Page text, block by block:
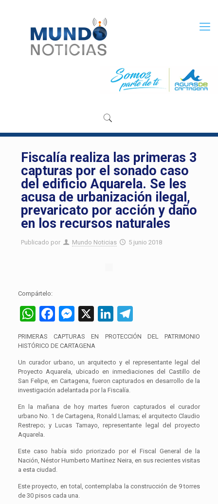
Fiscalía realiza las primeras 3
capturas por el sonado caso
del edificio Aquarela. Se les
acusa de urbanización ilegal,
prevaricato por acción y daño
en los recursos naturales
Publicado por Mundo Noticias 5 junio 2018
Compártelo:
WhatsApp
Facebook
Messenger
X LinkedIn
PRIMERAS CAPTURAS EN PROTECCIÓN DEL PATRIMONIO
HISTÓRICO DE CARTAGENA
Un curador urbano, un arquitecto y el representante legal del
Proyecto Aquarela, ubicado en inmediaciones del Castillo de
San Felipe, en Cartagena, fueron capturados en desarrollo de la
investigación adelantada por la Fiscalía.
En la mañana de hoy martes fueron capturados el curador
urbano No. 1 de Cartagena, Ronald Llamas; el arquitecto Claudio
Restrepo; y Lucas Tamayo, representante legal del proyecto
Aquarela.
Este caso había sido priorizado por el Fiscal General de la
Nación, Néstor Humberto Martínez Neira, en sus recientes visitas
a esta ciudad.
Este proyecto, en total, contemplaba la construcción de 9 torres
de 30 pisos cada una.